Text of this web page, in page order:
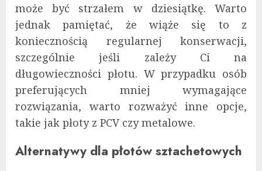
może być strzałem w dziesiątkę. Warto
jednak pamiętać, że wiąże się to z
koniecznością regularnej konserwacji,
szczególnie jeśli zależy Ci na
długowieczności płotu. W przypadku osób
preferujących mniej wymagające
rozwiązania, warto rozważyć inne opcje,
takie jak płoty z PCV czy metalowe.
Alternatywy dla płotów sztachetowych